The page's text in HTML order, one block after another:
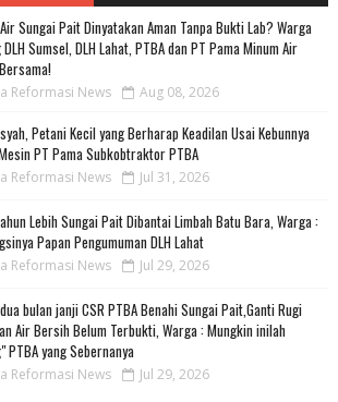
Sungai Pait Dinyatakan Aman Tanpa Bukti Lab? Warga
Sumsel, DLH Lahat, PTBA dan PT Pama Minum Air
Reformasi News Aug 08, 2026
Petani Kecil yang Berharap Keadilan Usai Kebunnya
PT Pama Subkobtraktor PTBA
Reformasi News Jul 31, 2026
Lebih Sungai Pait Dibantai Limbah Batu Bara, Warga :
Papan Pengumuman DLH Lahat
Reformasi News Jul 29, 2026
bulan janji CSR PTBA Benahi Sungai Pait,Ganti Rugi
Air Bersih Belum Terbukti, Warga : Mungkin inilah
PTBA yang Sebernanya
Reformasi News Jul 29, 2026